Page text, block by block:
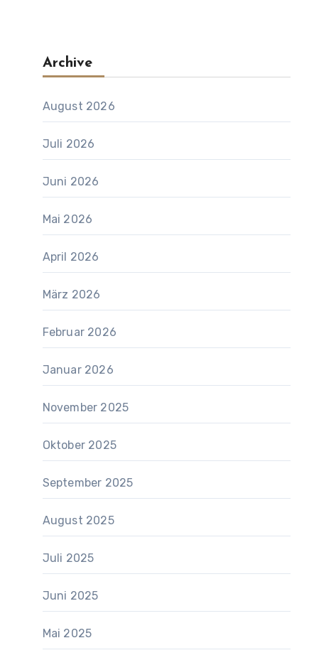
Archive
August 2026
Juli 2026
Juni 2026
Mai 2026
April 2026
März 2026
Februar 2026
Januar 2026
November 2025
Oktober 2025
September 2025
August 2025
Juli 2025
Juni 2025
Mai 2025